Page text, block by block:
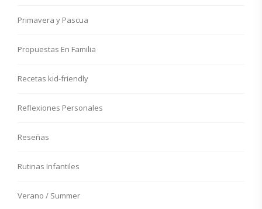
Primavera y Pascua
Propuestas En Familia
Recetas kid-friendly
Reflexiones Personales
Reseñas
Rutinas Infantiles
Verano / Summer